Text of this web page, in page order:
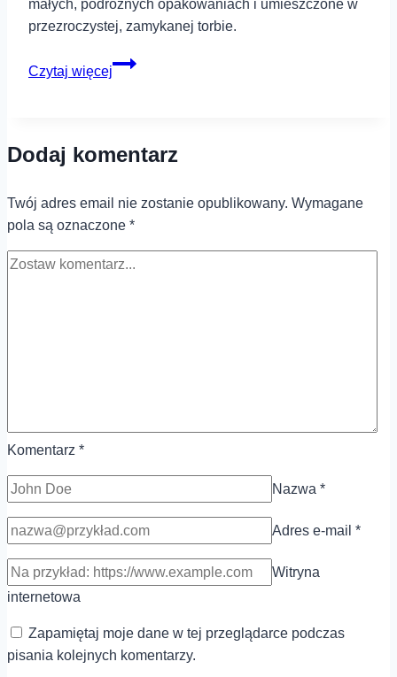
małych, podróżnych opakowaniach i umieszczone w
przezroczystej, zamykanej torbie.
Czytaj więcej
Jak
podróż
Dodaj komentarz
Twój adres email nie zostanie opublikowany. Wymagane
pola są oznaczone *
Komentarz *
Nazwa *
Adres e-mail *
Witryna
internetowa
Zapamiętaj moje dane w tej przeglądarce podczas
pisania kolejnych komentarzy.